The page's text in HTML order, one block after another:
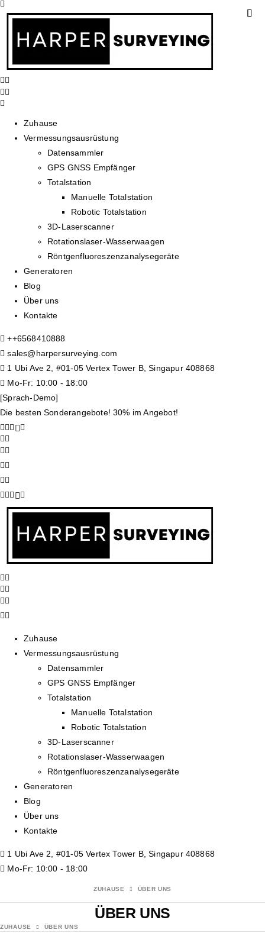
Zuhause
Vermessungsausrüstung
Datensammler
GPS GNSS Empfänger
Totalstation
Manuelle Totalstation
Robotic Totalstation
3D-Laserscanner
Rotationslaser-Wasserwaagen
Röntgenfluoreszenzanalysegeräte
Generatoren
Blog
Über uns
Kontakte
++6568410888
sales@harpersurveying.com
1 Ubi Ave 2, #01-05 Vertex Tower B, Singapur 408868
Mo-Fr: 10:00 - 18:00
[Sprach-Demo]
Die besten Sonderangebote! 30% im Angebot!
Zuhause
Vermessungsausrüstung
Datensammler
GPS GNSS Empfänger
Totalstation
Manuelle Totalstation
Robotic Totalstation
3D-Laserscanner
Rotationslaser-Wasserwaagen
Röntgenfluoreszenzanalysegeräte
Generatoren
Blog
Über uns
Kontakte
1 Ubi Ave 2, #01-05 Vertex Tower B, Singapur 408868
Mo-Fr: 10:00 - 18:00
ZUHAUSE ÜBER UNS
ÜBER UNS
ZUHAUSE ÜBER UNS